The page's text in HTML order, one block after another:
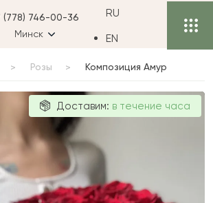
(778) 746-00-36
Минск
RU
EN
Розы Композиция Амур
Доставим: в течение часа